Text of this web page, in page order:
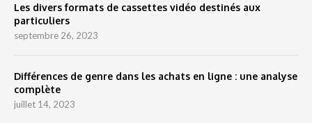
Les divers formats de cassettes vidéo destinés aux
particuliers
septembre 26, 2023
Différences de genre dans les achats en ligne : une analyse
complète
juillet 14, 2023